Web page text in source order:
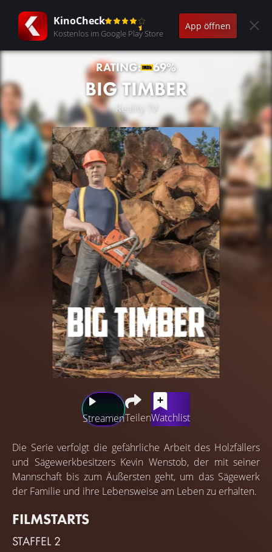
KinoCheck
Kostenlos im Google Play Store
App öffnen
RATING: 69%
BIG TIMBER
Reality-TV
StreamenTeilenWatchlist
Die Serie verfolgt die gefährliche Arbeit des Holzfällers
und Sägewerkbesitzers Kevin Wenstob, der mit seiner
Mannschaft bis zum Äußersten geht, um das Sägewerk
der Familie und ihre Lebensweise am Leben zu erhalten.
FILMSTARTS
STAFFEL 2